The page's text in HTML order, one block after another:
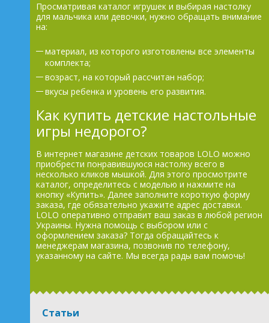
Просматривая каталог игрушек и выбирая настолку
для мальчика или девочки, нужно обращать внимание
на:
материал, из которого изготовлены все элементы
комплекта;
возраст, на который рассчитан набор;
вкусы ребенка и уровень его развития.
Как купить детские настольные
игры недорого?
В интернет магазине детских товаров LOLO можно
приобрести понравившуюся настолку всего в
несколько кликов мышкой. Для этого просмотрите
каталог, определитесь с моделью и нажмите на
кнопку «Купить». Далее заполните короткую форму
заказа, где обязательно укажите адрес доставки.
LOLO оперативно отправит ваш заказ в любой регион
Украины. Нужна помощь с выбором или с
оформлением заказа? Тогда обращайтесь к
менеджерам магазина, позвонив по телефону,
указанному на сайте. Мы всегда рады вам помочь!
Статьи